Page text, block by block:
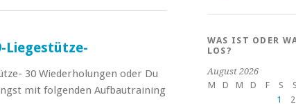
Liegestütze-
30 Wiederholungen oder Du
mit folgenden Aufbautraining
WAS IST ODER
LOS?
August 2026
M
D M D F S
S
1
2